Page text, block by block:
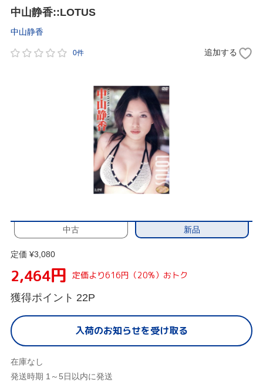
中山静香::LOTUS
中山静香
0件 追加する
中古 新品
定価 ¥3,080
2,464円 定価より616円（20%）おトク
獲得ポイント 22P
入荷のお知らせを受け取る
在庫なし
発送時期 1～5日以内に発送